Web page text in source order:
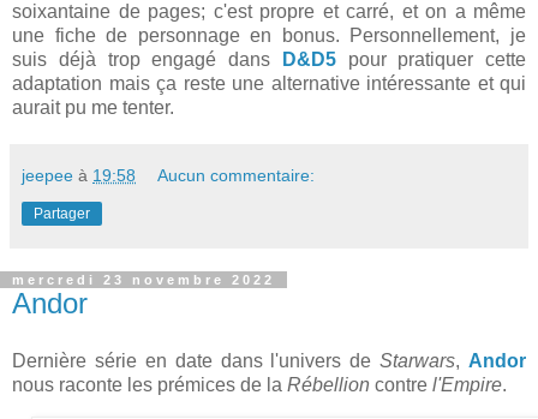
soixantaine de pages; c'est propre et carré, et on a même
une fiche de personnage en bonus. Personnellement, je
suis déjà trop engagé dans
D&D5pour pratiquer cette
adaptation mais ça reste une alternative intéressante et qui
aurait pu me tenter.
jeepee à 19:58 Aucun commentaire:
Partager
mercredi 23 novembre 2022
Andor
Dernière série en date dans l'univers deStarwars, Andor
nous raconte les prémices de la Rébellion contre l'Empire.